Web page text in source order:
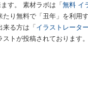
す。 素材ラボは「 無料 イ
たり無料で「丑年」を利用す
来る方は「 イラストレータ
トが投稿されております。